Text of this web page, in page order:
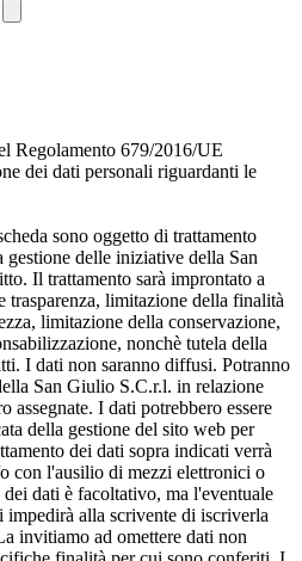
Regolamento 679/2016/UE
dei dati personali riguardanti le
sono oggetto di trattamento
delle iniziative della San
Il trattamento sarà improntato a
trasparenza, limitazione della finalità
limitazione della conservazione,
nonchè tutela della
I dati non saranno diffusi. Potranno
San Giulio S.C.r.l. in relazione
assegnate. I dati potrebbero essere
della gestione del sito web per
dei dati sopra indicati verrà
con l'ausilio di mezzi elettronici o
dati è facoltativo, ma l'eventuale
impedirà alla scrivente di iscriverla
invitiamo ad omettere dati non